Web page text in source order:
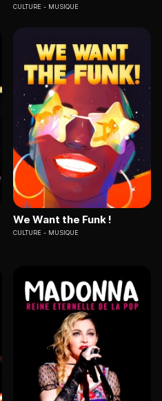
CULTURE MUSIQUE
We Want the Funk !
CULTURE MUSIQUE